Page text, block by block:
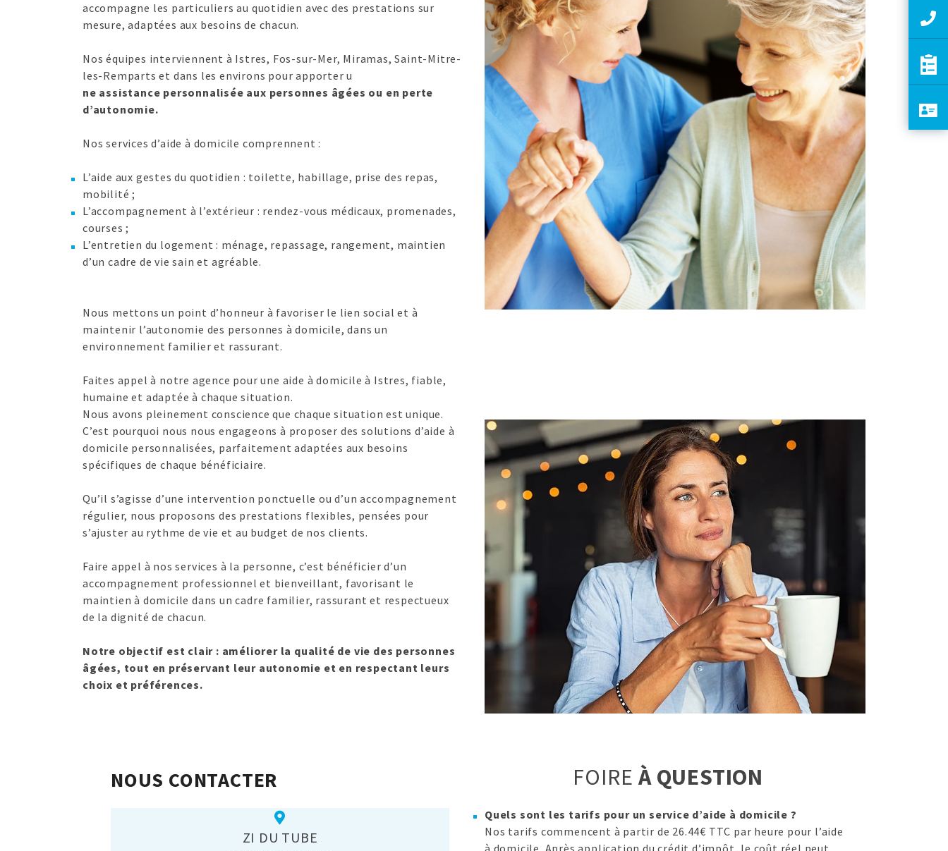
accompagne les particuliers au quotidien avec des prestations sur
mesure, adaptées aux besoins de chacun.
Nos équipes interviennent à Istres, Fos-sur-Mer, Miramas, Saint-Mitre-
les-Remparts et dans les environs pour apporter u
ne assistance personnalisée aux personnes âgées ou en perte
d’autonomie.
Nos services d’aide à domicile comprennent :
L’aide aux gestes du quotidien : toilette, habillage, prise des repas,
mobilité ;
L’accompagnement à l’extérieur : rendez-vous médicaux, promenades,
courses ;
L’entretien du logement : ménage, repassage, rangement, maintien
d’un cadre de vie sain et agréable.
Nous mettons un point d’honneur à favoriser le lien social et à
maintenir l’autonomie des personnes à domicile, dans un
environnement familier et rassurant.
Faites appel à notre agence pour une aide à domicile à Istres, fiable,
humaine et adaptée à chaque situation.
Nous avons pleinement conscience que chaque situation est unique.
C’est pourquoi nous nous engageons à proposer des solutions d’aide à
domicile personnalisées, parfaitement adaptées aux besoins
spécifiques de chaque bénéficiaire.
Qu’il s’agisse d’une intervention ponctuelle ou d’un accompagnement
régulier, nous proposons des prestations flexibles, pensées pour
s’ajuster au rythme de vie et au budget de nos clients.
Faire appel à nos services à la personne, c’est bénéficier d’un
accompagnement professionnel et bienveillant, favorisant le
maintien à domicile dans un cadre familier, rassurant et respectueux
de la dignité de chacun.
Notre objectif est clair : améliorer la qualité de vie des personnes
âgées, tout en préservant leur autonomie et en respectant leurs
choix et préférences.
NOUS CONTACTER
ZI DU TUBE
FOIRE À QUESTION
Quels sont les tarifs pour un service d’aide à domicile ?
Nos tarifs commencent à partir de 26.44€ TTC par heure pour l’aide
à domicile. Après application du crédit d’impôt, le coût réel peut